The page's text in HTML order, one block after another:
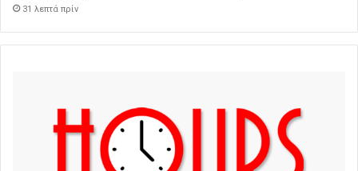
31 λεπτά πρίν